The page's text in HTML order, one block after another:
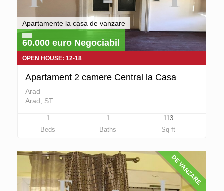
Apartamente la casa de vanzare
60.000 euro Negociabil
OPEN HOUSE: 12-18
Apartament 2 camere Central la Casa
Arad
Arad, ST
1
Beds
1
Baths
113
Sq ft
DE VANZARE